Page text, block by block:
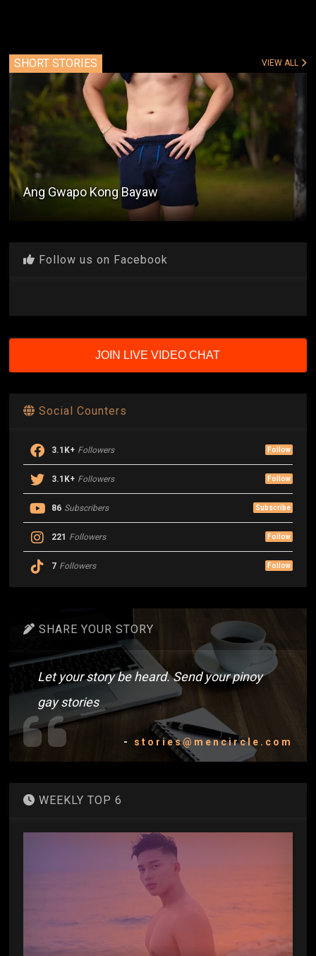
SHORT STORIES VIEW ALL
Ang Gwapo Kong Bayaw
Follow us on Facebook
JOIN LIVE VIDEO CHAT
Social Counters
3.1K+ Followers Follow
3.1K+ Followers Follow
86 Subscribers Subscribe
221 Followers Follow
7 Followers Follow
SHARE YOUR STORY
Let your story be heard. Send your pinoy
gay stories
- stories@mencircle.com
WEEKLY TOP 6